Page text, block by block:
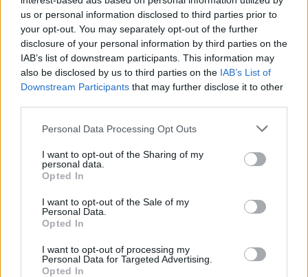
us or personal information disclosed to third parties prior to
your opt-out. You may separately opt-out of the further
disclosure of your personal information by third parties on the
IAB’s list of downstream participants. This information may
also be disclosed by us to third parties on the IAB’s List of
Downstream Participants that may further disclose it to other
Personal Data Processing Opt Outs
I want to opt-out of the Sharing of my
personal data.
Opted In
I want to opt-out of the Sale of my
Personal Data.
Opted In
I want to opt-out of processing my
Personal Data for Targeted Advertising.
Opted In
Trollok árnyékában
HOZZÁSZÓLOK A CIKKHEZ